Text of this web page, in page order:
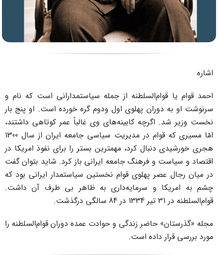
قوام یا قوام‌السلطنه از جمله سیاستمدارانی است که نام و
او به دوران پهلوی اول ودوم گره خورده است‌. او پنج بار
وزیر شد. اگرچه کابینه‌های وی غالباً عمر کوتاهی داشتند،
امّا مسیری که قوام در مدیریت سیاسی جامعه ایران از سال 1300
خورشیدی دنبال کرد، مهمترین بستر را برای نفوذ امریکا در
و سیاست و فرهنگ جامعه ایرانی باز کرد. شاید بتوان گفت
میان رجال عصر پهلوی قوام نخستین سیاستمدار ایرانی بود که
به امریکا و سرمایه‌داری به ظاهر بی طرف آن داشت‌.
در 31 تیر 1334 در 84 سالگی درگذشت.
«گذرستان» حاضر زندگی و حوادت عمده دوران قوام‌السلطنه را
بررسی قرار داده است.